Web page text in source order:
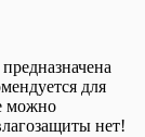
для
можно
нет!